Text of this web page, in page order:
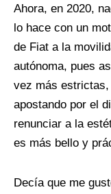
Ahora, en 2020,
lo hace con un
de Fiat a la
autónoma, pues
vez más
apostando por el
renunciar a la
es más bello y
Decía que me